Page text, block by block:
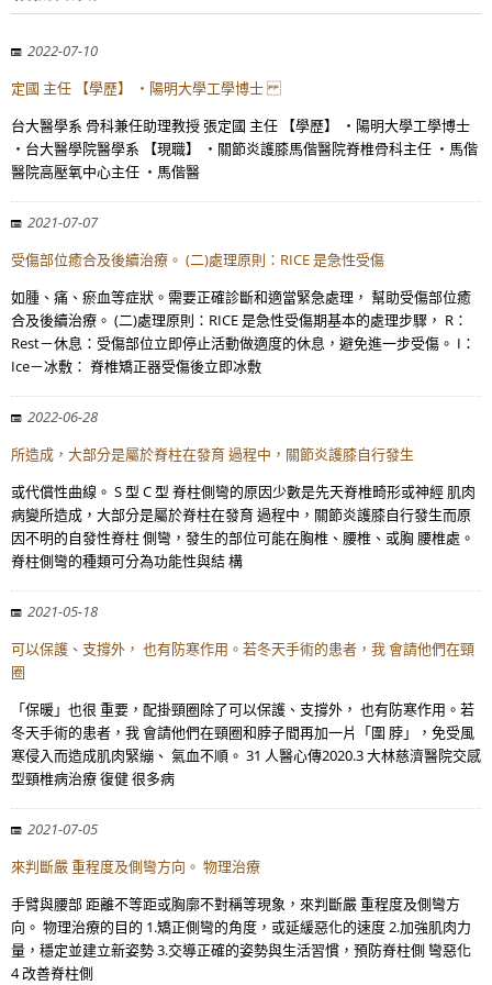
2022-07-10
定國 主任 【學歷】 ・陽明大學工學博士
台大醫學系 骨科兼任助理教授 張定國 主任 【學歷】 ・陽明大學工學博士
・台大醫學院醫學系 【現職】 ・關節炎護膝馬偕醫院脊椎骨科主任 ・馬偕
醫院高壓氧中心主任 ・馬偕醫
2021-07-07
受傷部位癒合及後續治療。 (二)處理原則：RICE 是急性受傷
如腫、痛、瘀血等症狀。需要正確診斷和適當緊急處理， 幫助受傷部位癒
合及後續治療。 (二)處理原則：RICE 是急性受傷期基本的處理步驟， R：
Rest－休息：受傷部位立即停止活動做適度的休息，避免進一步受傷。 I：
Ice－冰敷： 脊椎矯正器受傷後立即冰敷
2022-06-28
所造成，大部分是屬於脊柱在發育 過程中，關節炎護膝自行發生
或代償性曲線。 S 型 C 型 脊柱側彎的原因少數是先天脊椎畸形或神經 肌肉
病變所造成，大部分是屬於脊柱在發育 過程中，關節炎護膝自行發生而原
因不明的自發性脊柱 側彎，發生的部位可能在胸椎、腰椎、或胸 腰椎處。
脊柱側彎的種類可分為功能性與結 構
2021-05-18
可以保護、支撐外， 也有防寒作用。若冬天手術的患者，我 會請他們在頸
圈
「保暖」也很 重要，配掛頸圈除了可以保護、支撐外， 也有防寒作用。若
冬天手術的患者，我 會請他們在頸圈和脖子間再加一片「圍 脖」，免受風
寒侵入而造成肌肉緊繃、 氣血不順。 31 人醫心傳2020.3 大林慈濟醫院交感
型頸椎病治療 復健 很多病
2021-07-05
來判斷嚴 重程度及側彎方向。 物理治療
手臂與腰部 距離不等距或胸廓不對稱等現象，來判斷嚴 重程度及側彎方
向。 物理治療的目的 1.矯正側彎的角度，或延緩惡化的速度 2.加強肌肉力
量，穩定並建立新姿勢 3.交導正確的姿勢與生活習慣，預防脊柱側 彎惡化
4 改善脊柱側